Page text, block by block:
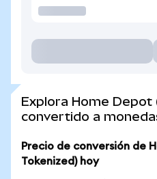
Explora Home Depot
convertido a
Precio de conversión de
Tokenized) hoy